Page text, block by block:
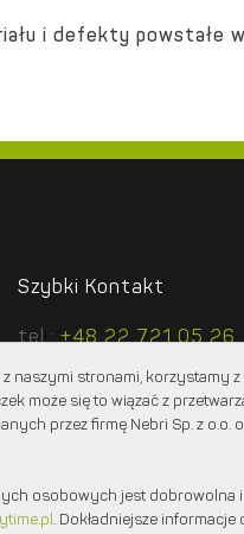
i defekty powstałe
Szybki Kontakt
tel.:+48 22 721 05 26
+48 604 360 707
e-mail:
naszymi stronami, korzystamy
może się to wiązać z
przez firmę Nebri Sp. z o.o.
osobowych jest dobrowolna
. Dokładniejsze